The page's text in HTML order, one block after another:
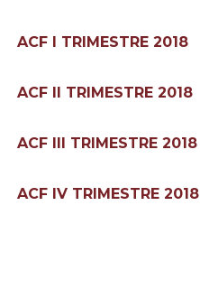
ACF I TRIMESTRE 2018
ACF II TRIMESTRE 2018
ACF III TRIMESTRE 2018
ACF IV TRIMESTRE 2018